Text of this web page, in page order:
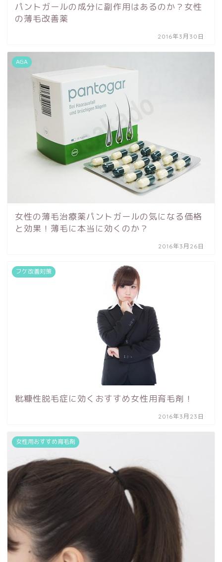
パントガールの成分に副作用はあるのか？女性
の薄毛改善薬
2016年3月30日
AGA
女性の薄毛治療薬パントガールの気になる価格
と効果！薄毛に本当に効くのか？
2016年3月26日
フケ改善対策
粃糠性脱毛症に効くおすすめ女性用育毛剤！
2016年3月23日
女性用おすすめ育毛剤